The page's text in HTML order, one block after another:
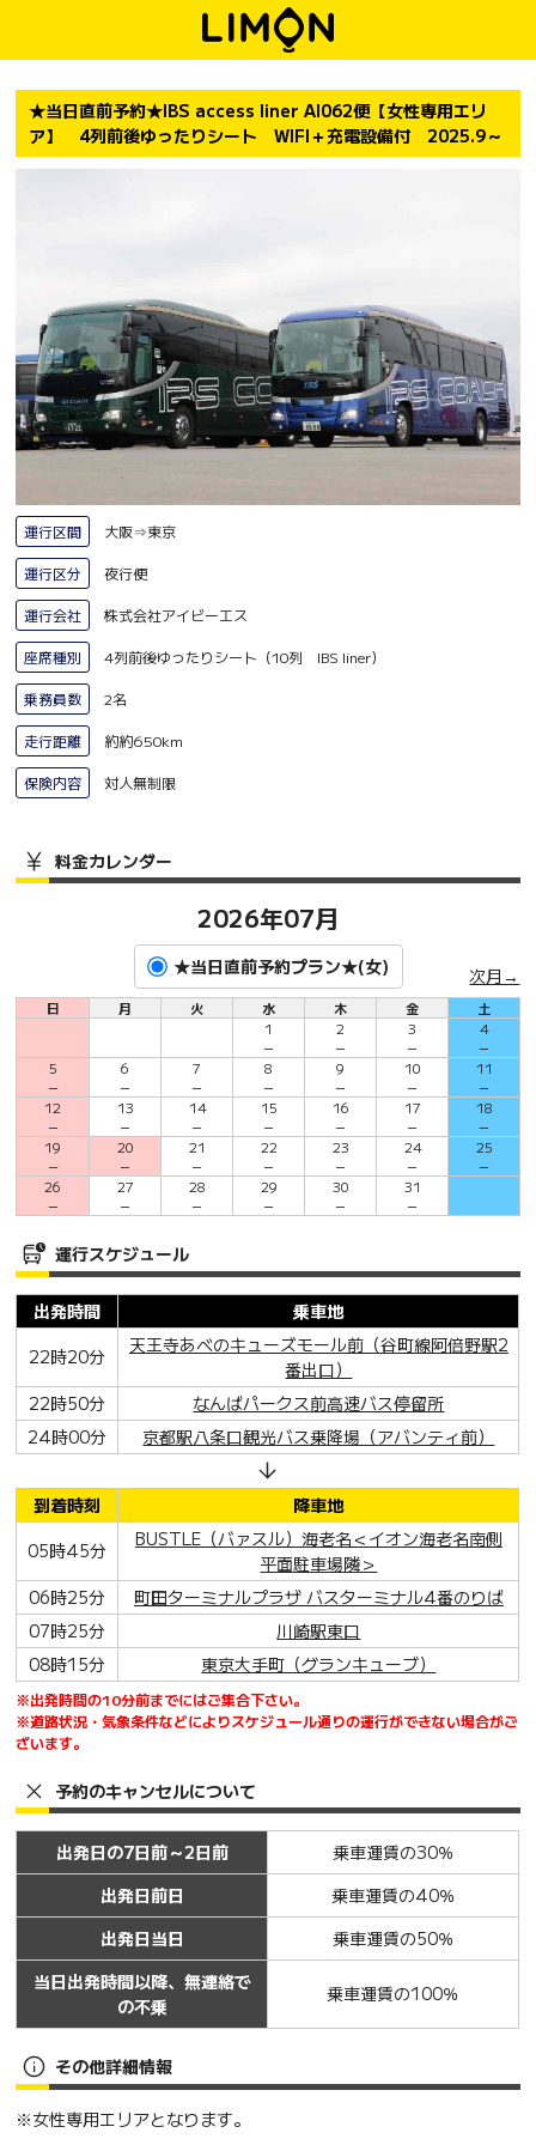
★当日直前予約★IBS access liner AI062便【女性専用エリ
ア】 4列前後ゆったりシート WIFI＋充電設備付 2025.9～
運行区間 大阪⇒東京
運行区分 夜行便
運行会社 株式会社アイビーエス
座席種別 4列前後ゆったりシート（10列 IBS liner）
乗務員数 2名
走行距離 約約650km
保険内容 対人無制限
料金カレンダー
2026年07月
★当日直前予約プラン★(女) 次月→
日 月 火 水 木 金
土
1
－
2
－
3
－
4
－
5
－
6
－
7
－
8
－
9
－
10
－
11
－
12
－
13
－
14
－
15
－
16
－
17
－
18
－
19
－
20
－
21
－
22
－
23
－
24
－
25
－
26
－
27
－
28
－
29
－
30
－
31
－
運行スケジュール
出発時間
乗車地
22時20分
天王寺あべのキューズモール前（谷町線阿倍野駅2
番出口）
22時50分
なんばパークス前高速バス停留所
24時00分
京都駅八条口観光バス乗降場（アバンティ前）
到着時刻
降車地
05時45分
BUSTLE（バァスル）海老名＜イオン海老名南側
平面駐車場隣＞
06時25分
町田ターミナルプラザ バスターミナル4番のりば
07時25分
川崎駅東口
08時15分
東京大手町（グランキューブ）
※出発時間の10分前までにはご集合下さい。
※道路状況・気象条件などによりスケジュール通りの運行ができない場合がご
ざいます。
予約のキャンセルについて
出発日の7日前～2日前
乗車運賃の30％
出発日前日
乗車運賃の40％
出発日当日
乗車運賃の50％
当日出発時間以降、無連絡で
の不乗
乗車運賃の100％
その他詳細情報
※女性専用エリアとなります。